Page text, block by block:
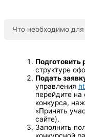
Что необходимо
Подготовить
структуре
Подать
управления
перейдите
конкурса,
«Принять
сайте).
Заполнить
конкурсной